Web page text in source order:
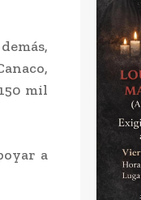
mil
a